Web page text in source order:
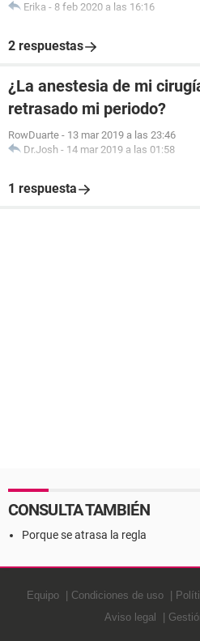
Erika - 8 feb 2020 a las 16:16
2 respuestas
¿La anestesia de mi
retrasado mi periodo?
RowDuarte - 13 mar 2019 a las 23:46
Dr.Josh - 14 mar 2019 a las 01:58
1 respuesta
CONSULTA TAMBIÉN
Porque se atrasa la regla
Equipo Condiciones de uso
Aviso legal